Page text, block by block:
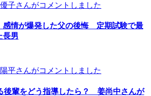
子さんがコメントしました
感情が爆発した父の後悔 定期試験で最
長男
平さんがコメントしました
後輩をどう指導したら？ 姜尚中さんが